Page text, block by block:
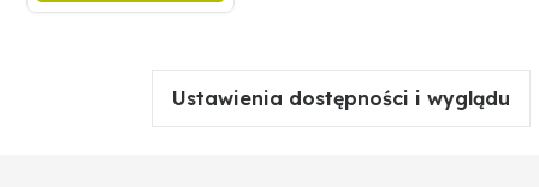
Ustawienia dostępności i wyglądu